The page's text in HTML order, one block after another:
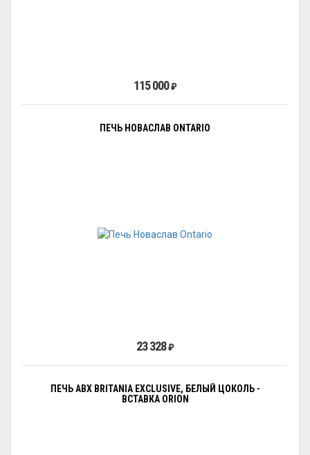
115 000₽
ПЕЧЬ НОВАСЛАВ ONTARIO
23 328₽
ПЕЧЬ ABX BRITANIA EXCLUSIVE, БЕЛЫЙ ЦОКОЛЬ -
ВСТАВКА ORION